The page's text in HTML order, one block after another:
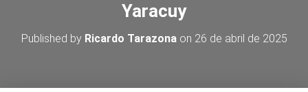
Yaracuy
Published by Ricardo Tarazonaon 26 de abril de 2025